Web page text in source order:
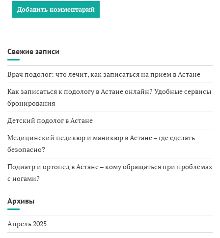
Свежие записи
Врач подолог: что лечит, как записаться на прием в Астане
Как записаться к подологу в Астане онлайн? Удобные сервисы
бронирования
Детский подолог в Астане
Медицинский педикюр и маникюр в Астане – где сделать
безопасно?
Подиатр и ортопед в Астане – кому обращаться при проблемах
с ногами?
Архивы
Апрель 2025